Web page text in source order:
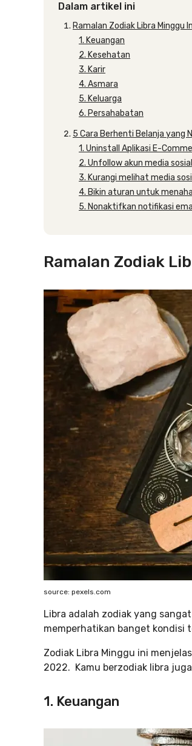
Dalam artikel ini
Ramalan Zodiak Libra Minggu
1. Keuangan
2. Kesehatan
3. Karir
4. Asmara
5. Keluarga
6. Persahabatan
5 Cara Berhenti Belanja yang
1. Uninstall Aplikasi E-
2. Unfollow akun media
3. Kurangi melihat media
4. Bikin aturan untuk
5. Nonaktifkan notifikasi
Ramalan Zodiak
source: pexels.com
Libra adalah zodiak yang
memperhatikan banget kondisi
Zodiak Libra Minggu ini
2022. Kamu berzodiak libra
1. Keuangan